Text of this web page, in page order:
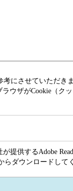
にさせていただき
ザがCookie（ク
提供するAdobe
らダウンロードして